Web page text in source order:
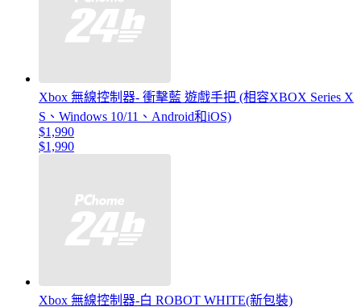
Xbox 無線控制器- 衝擊藍 遊戲手把 (相容XBOX Series X
S、Windows 10/11、Android和iOS)
$1,990
$1,990
Xbox 無線控制器-白 ROBOT WHITE(新包裝)